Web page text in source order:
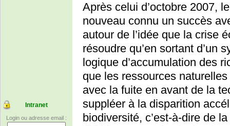
Intranet
Login ou adresse email :
Après celui d’octobre 2007,
nouveau connu un succès
autour de l’idée que la crise
résoudre qu’en sortant d’un
logique d’accumulation des
que les ressources
avec la fuite en avant de la
suppléer à la disparition
biodiversité, c’est-à-dire de